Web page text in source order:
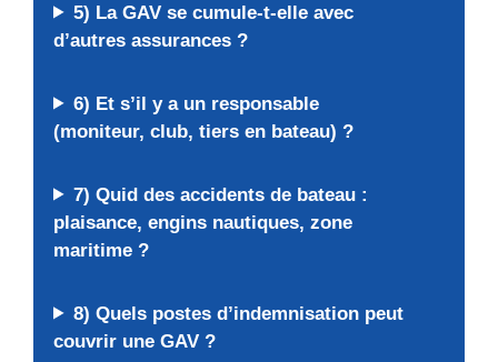
5) La GAV se cumule-t-elle avec
d’autres assurances ?
6) Et s’il y a un responsable
(moniteur, club, tiers en bateau) ?
7) Quid des accidents de bateau :
plaisance, engins nautiques, zone
maritime ?
8) Quels postes d’indemnisation peut
couvrir une GAV ?